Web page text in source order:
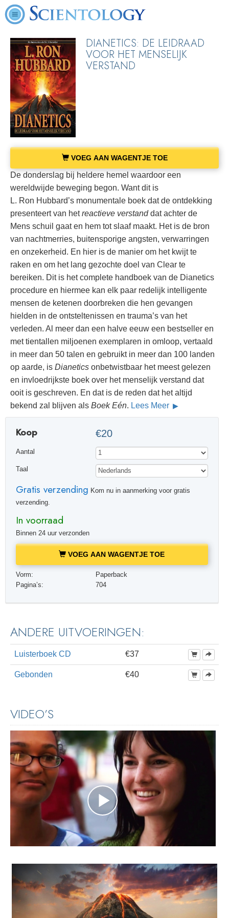
DIANETICS: DE LEIDRAAD
VOOR HET MENSELIJK
VERSTAND
VOEG AAN WAGENTJE TOE
De donderslag bij heldere hemel waardoor een
wereldwijde beweging begon. Want dit is
L. Ron Hubbard’s monumentale boek dat de ontdekking
presenteert van hetreactieve verstanddat achter de
Mens schuil gaat en hem tot slaaf maakt. Het is de bron
van nachtmerries, buitensporige angsten, verwarringen
en onzekerheid. En hier is de manier om het kwijt te
raken en om het lang gezochte doel van Clear te
bereiken. Dit is het complete handboek van de Dianetics
procedure en hiermee kan elk paar redelijk intelligente
mensen de ketenen doorbreken die hen gevangen
hielden in de ontsteltenissen en trauma’s van het
verleden. Al meer dan een halve eeuw een bestseller en
met tientallen miljoenen exemplaren in omloop, vertaald
in meer dan 50 talen en gebruikt in meer dan 100 landen
op aarde, is Dianetics onbetwistbaar het meest gelezen
en invloedrijkste boek over het menselijk verstand dat
ooit is geschreven. En dat is de reden dat het altijd
bekend zal blijven als Boek Eén. Lees Meer
Koop €20
Aantal
Taal
Gratis verzending Kom nu in aanmerking voor gratis
verzending.
In voorraad
Binnen 24 uur verzonden
VOEG AAN WAGENTJE TOE
Vorm:
Paperback
Pagina’s:
704
ANDERE UITVOERINGEN:
Luisterboek CD €37
Gebonden €40
VIDEO’S